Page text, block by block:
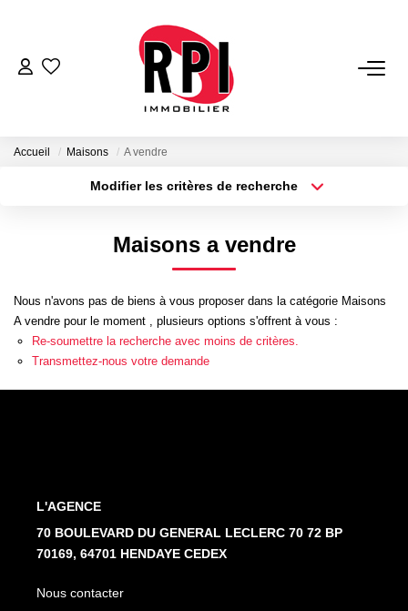
VENTES
LOCATIONS
NOS SERVICES
Estimation
Biens Vendus
Gestion
Expertise Immobilière
L'agence
Notre Équipe
Accueil Maisons A vendre
Modifier les critères de recherche
Budget max Plus de critères
Maisons a vendre
Nous n'avons pas de biens à vous proposer dans la catégorie Maisons
A vendre pour le moment , plusieurs options s'offrent à vous :
Re-soumettre la recherche avec moins de critères.
Transmettez-nous votre demande
L'AGENCE
70 BOULEVARD DU GENERAL LECLERC 70 72 BP
70169, 64701 HENDAYE CEDEX
Nous contacter